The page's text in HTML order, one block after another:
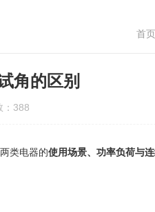
首页
角的区别
388
类电器的使用场景、功率负荷与